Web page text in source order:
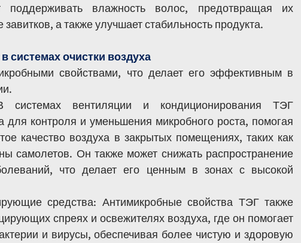
поддерживать влажность волос, предотвращая их
а также улучшает стабильность продукта.
системах очистки воздуха
свойствами, что делает его эффективным в
системах вентиляции и кондиционирования ТЭГ
для контроля и уменьшения микробного роста, помогая
качество воздуха в закрытых помещениях, таких как
самолетов. Он также может снижать распространение
что делает его ценным в зонах с высокой
средства: Антимикробные свойства ТЭГ также
спреях и освежителях воздуха, где он помогает
и вирусы, обеспечивая более чистую и здоровую